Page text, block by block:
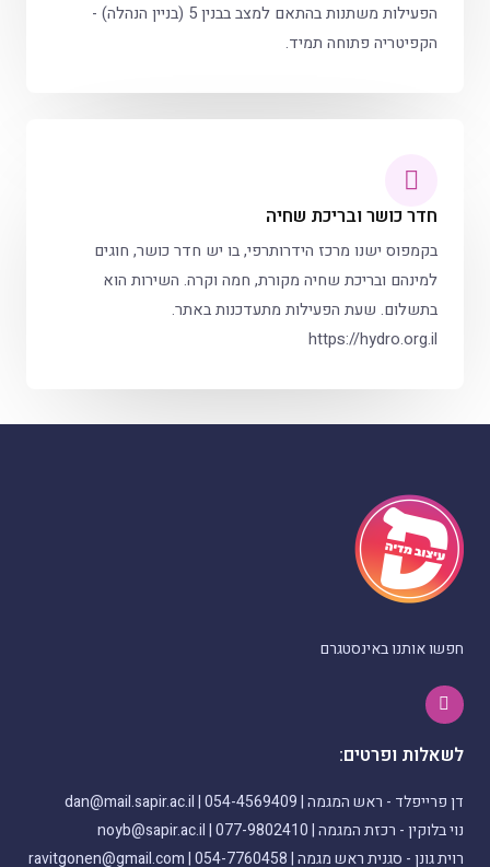
הפעילות משתנות בהתאם למצב בבנין 5 (בניין הנהלה) -
הקפיטריה פתוחה תמיד.
חדר כושר ובריכת שחיה
בקמפוס ישנו מרכז הידרותרפי, בו יש חדר כושר, חוגים
למינהם ובריכת שחיה מקורת, חמה וקרה. השירות הוא
בתשלום. שעת הפעילות מתעדכנות באתר.
https://hydro.org.il
חפשו אותנו באינסטגרם
I
n
s
t
a
r
a
m
לשאלות ופרטים:
דן פרייפלד - ראש המגמה | 054-4569409 | dan@mail.sapir.ac.il
נוי בלוקין - רכזת המגמה | 077-9802410 | noyb@sapir.ac.il
רוית גונן - סגנית ראש מגמה | 054-7760458 | ravitgonen@gmail.com